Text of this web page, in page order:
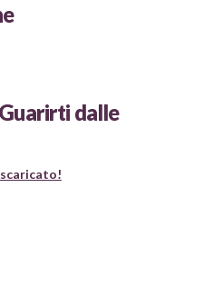
dalle